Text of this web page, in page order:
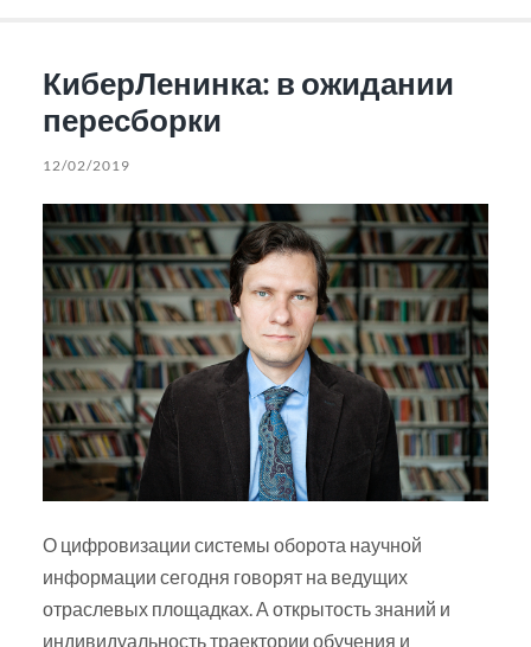
КиберЛенинка: в ожидании
пересборки
12/02/2019
О цифровизации системы оборота научной
информации сегодня говорят на ведущих
отраслевых площадках. А открытость знаний и
индивидуальность траектории обучения и